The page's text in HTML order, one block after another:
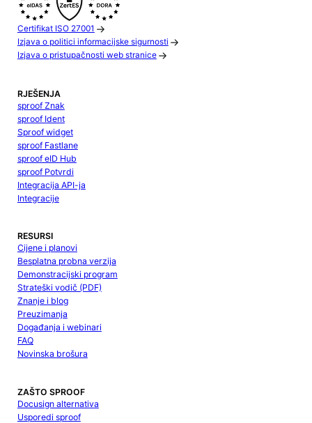
Certifikat ISO 27001
Izjava o politici informacijske sigurnosti
Izjava o pristupačnosti web stranice
RJEŠENJA
sproof Znak
sproof Ident
Sproof widget
sproof Fastlane
sproof eID Hub
sproof Potvrdi
Integracija API-ja
Integracije
RESURSI
Cijene i planovi
Besplatna probna verzija
Demonstracijski program
Strateški vodič (PDF)
Znanje i blog
Preuzimanja
Događanja i webinari
FAQ
Novinska brošura
ZAŠTO SPROOF
Docusign alternativa
Usporedi sproof